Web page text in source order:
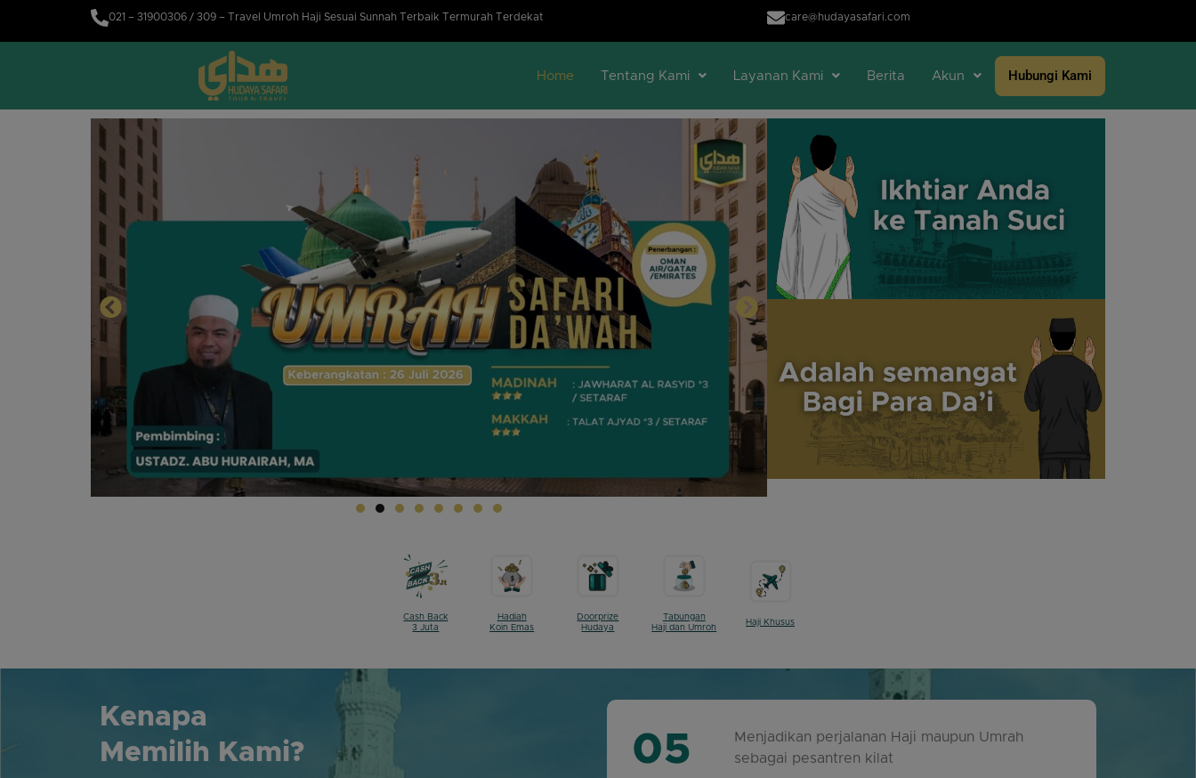
021 – 31900306 / 309 – Travel Umroh Haji Sesuai Sunnah Terbaik Termurah Terdekat care@hudayasafari.com
Home Tentang Kami Layanan Kami Berita Akun Hubungi Kami
Cash Back
3 Juta
Hadiah
Koin Emas
Doorprize
Hudaya
Tabungan
Haji dan Umroh
Haji Khusus
Kenapa
Memilih Kami?
Menjadikan perjalanan Haji maupun Umrah
sebagai pesantren kilat